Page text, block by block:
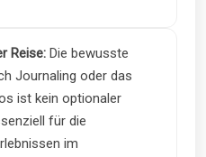
Reise: Die bewusste
Journaling oder das
ist kein optionaler
für die
im